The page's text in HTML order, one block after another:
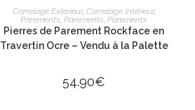
AJOUTER AU PANIER
Carrelage Extérieur, Carrelage Intérieur,
Parements ,Parements ,Parements
Pierres de Parement Rockface en
Travertin Ocre – Vendu à la Palette
54.90€